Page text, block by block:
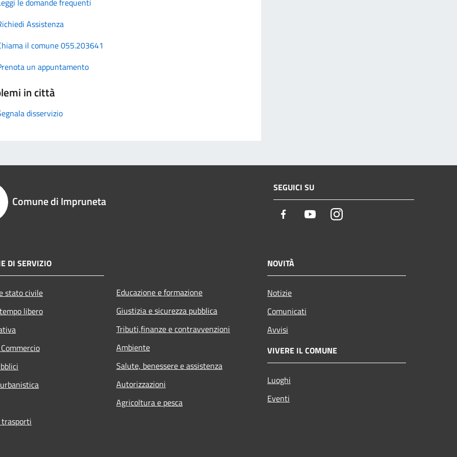
Assistenza
il comune 055.203641
un appuntamento
in città
disservizio
Comune di Impruneta
SEGUICI SU
Facebook YoutubeInstagram
DI SERVIZIO
stato civile
libero
Educazione e formazione
Giustizia e sicurezza pubblica
Tributi,finanze e contravvenzioni
Ambiente
Salute, benessere e assistenza
Autorizzazioni
Agricoltura e pesca
NOVITÀ
Notizie
Comunicati
Avvisi
VIVERE IL COMUNE
Luoghi
Eventi